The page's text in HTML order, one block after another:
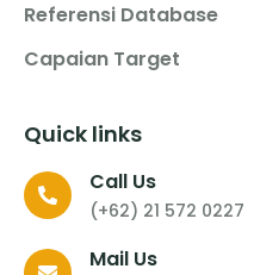
Referensi Database
Capaian Target
Quick links
Call Us
(+62) 21 572 0227
Mail Us